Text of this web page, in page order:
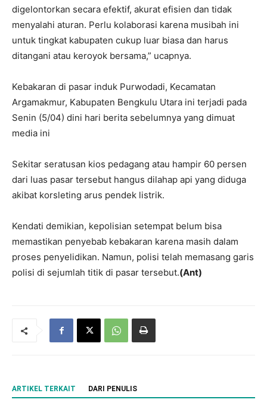
digelontorkan secara efektif, akurat efisien dan tidak
menyalahi aturan. Perlu kolaborasi karena musibah ini
untuk tingkat kabupaten cukup luar biasa dan harus
ditangani atau keroyok bersama,” ucapnya.
Kebakaran di pasar induk Purwodadi, Kecamatan
Argamakmur, Kabupaten Bengkulu Utara ini terjadi pada
Senin (5/04) dini hari berita sebelumnya yang dimuat
media ini
Sekitar seratusan kios pedagang atau hampir 60 persen
dari luas pasar tersebut hangus dilahap api yang diduga
akibat korsleting arus pendek listrik.
Kendati demikian, kepolisian setempat belum bisa
memastikan penyebab kebakaran karena masih dalam
proses penyelidikan. Namun, polisi telah memasang garis
polisi di sejumlah titik di pasar tersebut.(Ant)
ARTIKEL TERKAIT DARI PENULIS